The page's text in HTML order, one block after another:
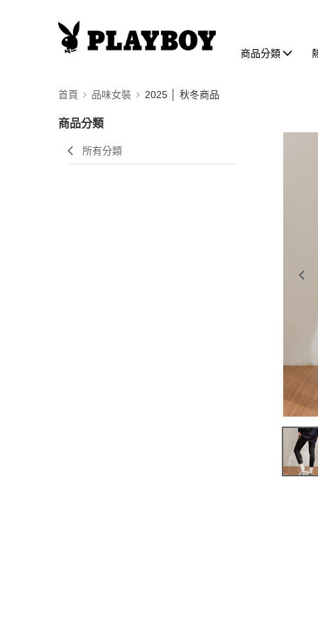
商品分類
首頁 品味女裝 2025 │ 秋冬商品
商品分類
所有分類